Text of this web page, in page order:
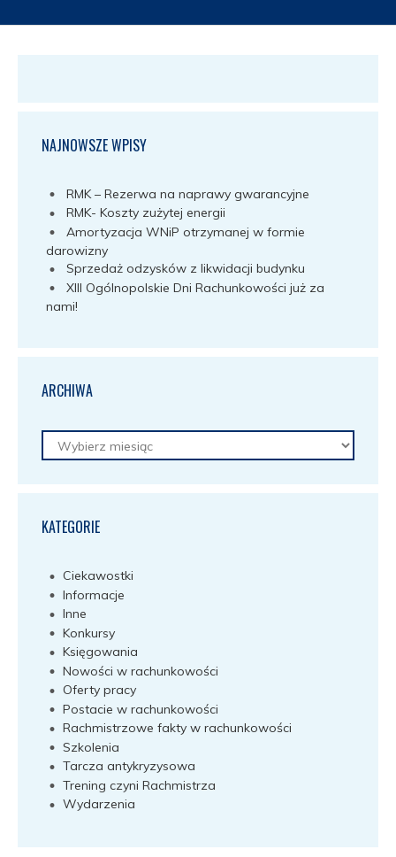
NAJNOWSZE WPISY
RMK – Rezerwa na naprawy gwarancyjne
RMK- Koszty zużytej energii
Amortyzacja WNiP otrzymanej w formie
darowizny
Sprzedaż odzysków z likwidacji budynku
XIII Ogólnopolskie Dni Rachunkowości już za
nami!
ARCHIWA
Archiwa
KATEGORIE
Ciekawostki
Informacje
Inne
Konkursy
Księgowania
Nowości w rachunkowości
Oferty pracy
Postacie w rachunkowości
Rachmistrzowe fakty w rachunkowości
Szkolenia
Tarcza antykryzysowa
Trening czyni Rachmistrza
Wydarzenia